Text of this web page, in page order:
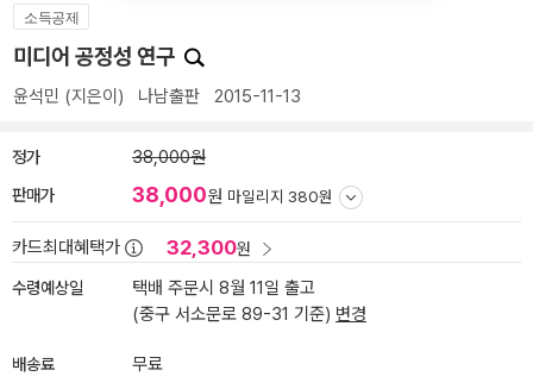
소득공제
미디어 공정성 연구
윤석민 (지은이) 나남출판 2015-11-13
정가 38,000원
판매가 38,000원 마일리지 380원
카드최대혜택가 32,300원
수령예상일
택배 주문시 8월 11일 출고
(중구 서소문로 89-31 기준) 변경
배송료 무료